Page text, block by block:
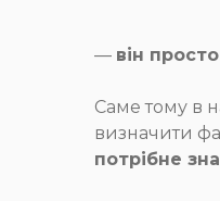
— він
Саме тому в
визначити
потрібне